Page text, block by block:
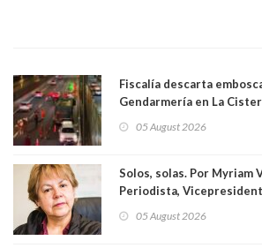
Fiscalía descarta
Gendarmería en La
05 August 2026
Solos, solas. Por Myriam
Periodista,
05 August 2026